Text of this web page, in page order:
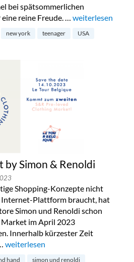
bei spätsommerlichen
reine Freude. … „New York mit
weiterlesen
new york teenager USA
by Simon & Renoldi
Shopping-Konzepte nicht
Internet-Plattform braucht, hat
Simon und Renoldi schon
im April 2023
Innerhalb kürzester Zeit
„Preloved Market by Simon &
weiterlesen
hand
simon und renoldi